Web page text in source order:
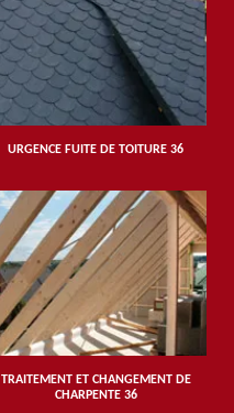
URGENCE FUITE DE TOITURE 36
TRAITEMENT ET CHANGEMENT DE
CHARPENTE 36